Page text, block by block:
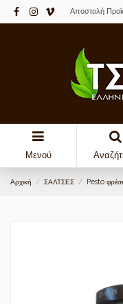
Αποστολή
Μενού
Αρχική ΣΑΛΤΣΕΣ Pesto